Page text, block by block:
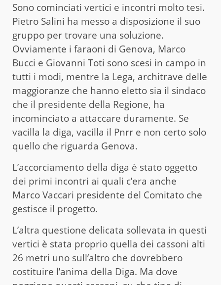
Sono cominciati vertici e incontri molto tesi.
Pietro Salini ha messo a disposizione il suo
gruppo per trovare una soluzione.
Ovviamente i faraoni di Genova, Marco
Bucci e Giovanni Toti sono scesi in campo in
tutti i modi, mentre la Lega, architrave delle
maggioranze che hanno eletto sia il sindaco
che il presidente della Regione, ha
incominciato a attaccare duramente. Se
vacilla la diga, vacilla il Pnrr e non certo solo
quello che riguarda Genova.
L’accorciamento della diga è stato oggetto
dei primi incontri ai quali c’era anche
Marco Vaccari presidente del Comitato che
gestisce il progetto.
L’altra questione delicata sollevata in questi
vertici è stata proprio quella dei cassoni alti
26 metri uno sull’altro che dovrebbero
costituire l’anima della Diga. Ma dove